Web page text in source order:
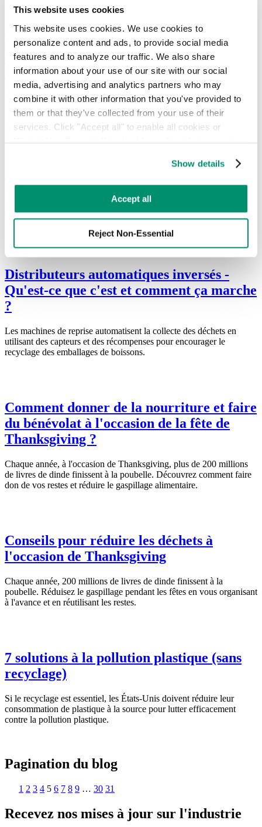
This website uses cookies
This website uses cookies. We use cookies to
personalize content and ads, to provide social media
features and to analyze our traffic. We also share
information about your use of our site with our social
media, advertising and analytics partners who may
combine it with other information that you've provided to
them or that they've collected from your use of their
services. Click "Accept all" to enable all cookies or
preferences by toggling the different kinds of cookies.
Privacy Policy.
Show details
Accept all
Reject Non-Essential
RTS + Pello - Réduire l'impact
environnemental et le coût de la gestion
des déchets
RTS présente Pello, une solution de gestion des déchets basée sur
l'intelligence artificielle qui permet de réduire les coûts et d'améliorer
le recyclage en détectant les contaminants.
En 2016, 849 millions de palettes en bois ont été produites.
chaque année.
Distributeurs automatiques inversés -
Qu'est-ce que c'est et comment ça marche
?
Les machines de reprise automatisent la collecte des déchets en
utilisant des capteurs et des récompenses pour encourager le
recyclage des emballages de boissons.
Comment donner de la nourriture et faire
du bénévolat à l'occasion de la fête de
Thanksgiving ?
Chaque année, à l'occasion de Thanksgiving, plus de 200 millions
de livres de dinde finissent à la poubelle. Découvrez comment faire
don de vos restes et réduire le gaspillage alimentaire.
Conseils pour réduire les déchets à
l'occasion de Thanksgiving
Chaque année, 200 millions de livres de dinde finissent à la
poubelle. Réduisez le gaspillage pendant les fêtes en vous organisant
à l'avance et en réutilisant les restes.
7 solutions à la pollution plastique (sans
recyclage)
Si le recyclage est essentiel, les États-Unis doivent réduire leur
consommation de plastique à la source pour lutter efficacement
contre la pollution plastique.
Pagination du blog
1 2 3 4 5 6 7 8 9 … 30 31
Recevez nos mises à jour sur l'industrie